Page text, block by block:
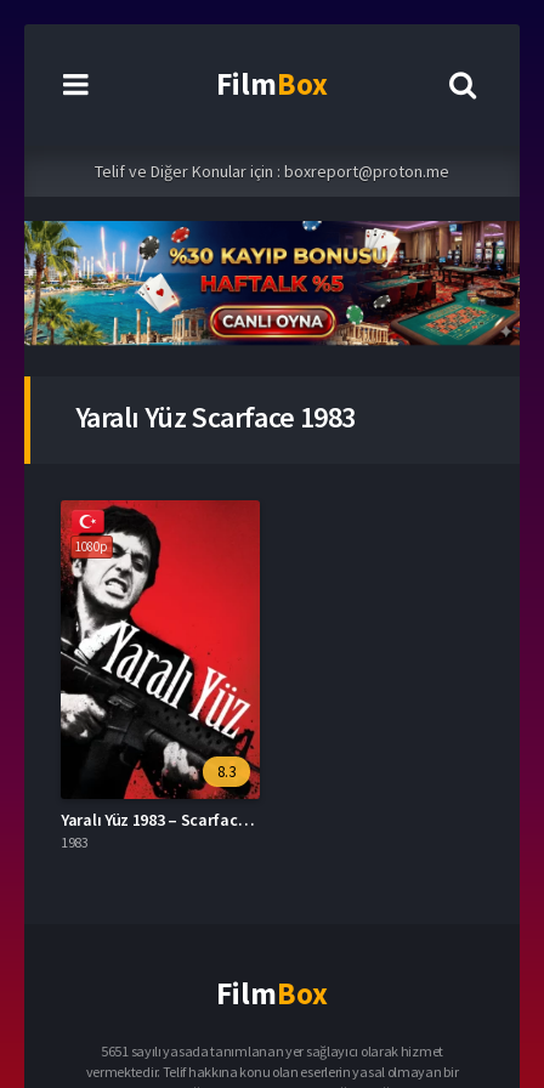
FilmBox
Telif ve Diğer Konular için : boxreport@proton.me
Yaralı Yüz Scarface 1983
1080p
8.3
Yaralı Yüz 1983 – Scarface 1080p Turkce Dublaj izle
1983
FilmBox
5651 sayılı yasada tanımlanan yer sağlayıcı olarak hizmet
vermektedir. Telif hakkına konu olan eserlerin yasal olmayan bir